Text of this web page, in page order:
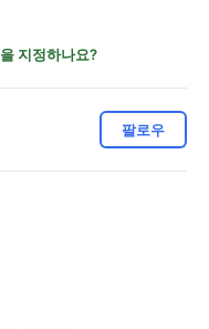
지정하나요?
팔로우